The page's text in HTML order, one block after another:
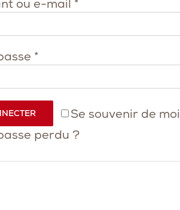
ou e-mail *
*
Se souvenir de moi
perdu ?